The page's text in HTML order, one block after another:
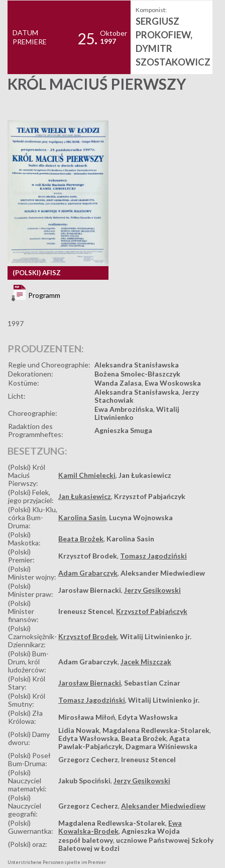
DATUM
PREMIERE
25. Oktober
1997
Komponist:
SERGIUSZ
PROKOFIEW,
DYMITR
SZOSTAKOWICZ
KRÓL MACIUŚ PIERWSZY
(POLSKI) AFISZ
Programm
1997
PRODUZENTEN:
Regie und Choreographie: Aleksandra Stanisławska
Dekorationen:
Bożena Smolec-Błaszczyk
Kostüme:
Wanda Zalasa, Ewa Woskowska
Licht:
Aleksandra Stanisławska, Jerzy
Stachowiak
Choreographie:
Ewa Ambrozińska, Witalij
Litwinienko
Radaktion des
Programmheftes:
Agnieszka Smuga
BESETZUNG:
(Polski) Król
Maciuś
Pierwszy:
Kamil Chmielecki, Jan Łukasiewicz
(Polski) Felek,
jego przyjaciel: Jan Łukasiewicz, Krzysztof Pabjańczyk
(Polski) Klu-Klu,
córka Bum-
Druma:
Karolina Sasin, Lucyna Wojnowska
(Polski)
Maskotka:
Beata Brożek, Karolina Sasin
(Polski)
Premier:
Krzysztof Brodek, Tomasz Jagodziński
(Polski)
Minister wojny: Adam Grabarczyk, Aleksander Miedwiediew
(Polski)
Minister praw:
Jarosław Biernacki, Jerzy Gęsikowski
(Polski)
Minister
finansów:
Ireneusz Stencel, Krzysztof Pabjańczyk
(Polski)
Czarnoksiężnik-
Dziennikarz:
Krzysztof Brodek, Witalij Litwinienko jr.
(Polski) Bum-
Drum, król
ludożerców:
Adam Grabarczyk, Jacek Miszczak
(Polski) Król
Stary:
Jarosław Biernacki, Sebastian Czinar
(Polski) Król
Smutny:
Tomasz Jagodziński, Witalij Litwinienko jr.
(Polski) Zła
Królowa:
Mirosława Miłoń, Edyta Wasłowska
(Polski) Damy
dworu:
Lidia Nowak, Magdalena Redlewska-Stolarek,
Edyta Wasłowska, Beata Brożek, Agata
Pawlak-Pabjańczyk, Dagmara Wiśniewska
(Polski) Poseł
Bum-Druma:
Grzegorz Cecherz, Ireneusz Stencel
(Polski)
Nauczyciel
matematyki:
Jakub Spociński, Jerzy Gęsikowski
(Polski)
Nauczyciel
geografii:
Grzegorz Cecherz, Aleksander Miedwiediew
(Polski)
Guwernantka:
Magdalena Redlewska-Stolarek, Ewa
Kowalska-Brodek, Agnieszka Wojda
(Polski) oraz:
zespół baletowy, uczniowe Państwowej Szkoły
Baletowej w Łodzi
Unterstrichene Personen spielte im Premier